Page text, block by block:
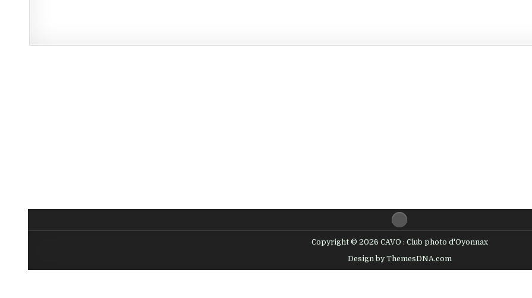
Copyright © 2026 CAVO : Club photo d'Oyonnax
Design by ThemesDNA.com